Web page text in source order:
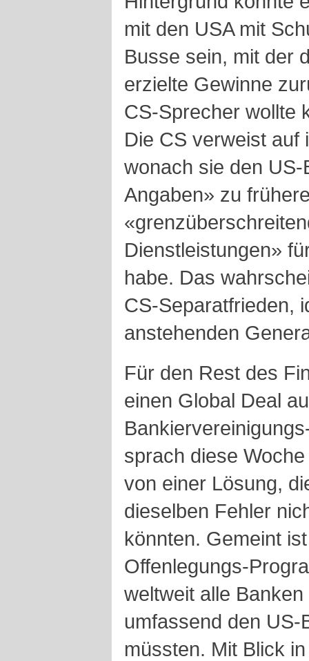
mit den USA mit
Busse sein, mit der
erzielte Gewinne
CS-Sprecher wollte
Die CS verweist auf
wonach sie den
Angaben» zu
Dienstleistungen»
habe. Das
CS-Separatfrieden,
anstehenden
Für den Rest des
einen Global Deal
sprach diese
von einer Lösung,
dieselben Fehler
könnten. Gemeint
Offenlegungs-
weltweit alle
umfassend den US-
müssten. Mit Blick